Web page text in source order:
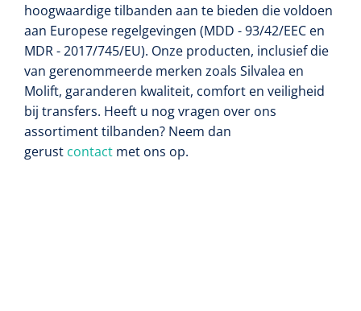
hoogwaardige tilbanden aan te bieden die voldoen
aan Europese regelgevingen (MDD - 93/42/EEC en
MDR - 2017/745/EU). Onze producten, inclusief die
van gerenommeerde merken zoals Silvalea en
Molift, garanderen kwaliteit, comfort en veiligheid
bij transfers. Heeft u nog vragen over ons
assortiment tilbanden? Neem dan
gerust contact met ons op.